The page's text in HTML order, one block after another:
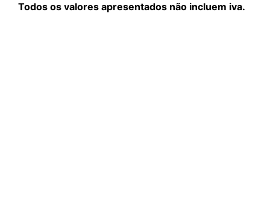
Todos os valores apresentados não incluem iva.